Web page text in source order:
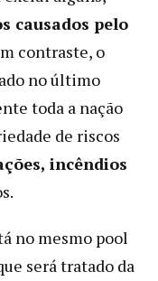
causados ​​pelo
contraste, o
no último
toda a nação
de riscos
incêndios
no mesmo pool
será tratado da